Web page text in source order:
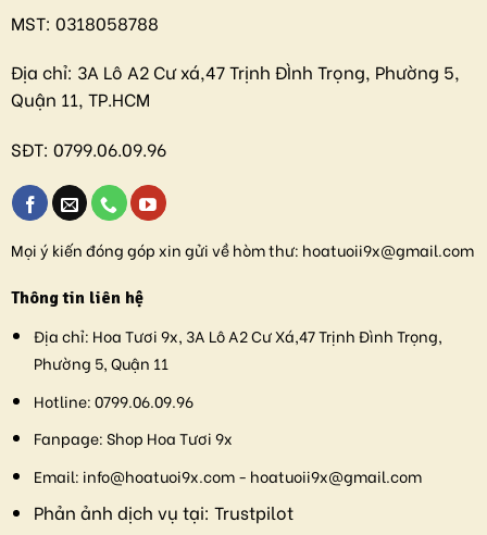
MST: 0318058788
Địa chỉ: 3A Lô A2 Cư xá,47 Trịnh ĐÌnh Trọng, Phường 5,
Quận 11, TP.HCM
SĐT: 0799.06.09.96
Mọi ý kiến đóng góp xin gửi về hòm thư: hoatuoii9x@gmail.com
Thông tin liên hệ
Địa chỉ: Hoa Tươi 9x, 3A Lô A2 Cư Xá,47 Trịnh Đình Trọng,
Phường 5, Quận 11
Hotline:0799.06.09.96
Fanpage:Shop Hoa Tươi 9x
Email: info@hoatuoi9x.com - hoatuoii9x@gmail.com
Phản ảnh dịch vụ tại: Trustpilot